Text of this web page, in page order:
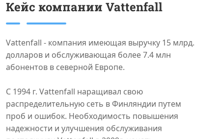
Кейс компании Vattenfall
Vattenfall - компания имеющая выручку 15 млрд.
долларов и обслуживающая более 7.4 млн
абонентов в северной Европе.
С 1994 г. Vattenfall наращивал свою
распределительную сеть в Финляндии путем
проб и ошибок. Необходимость повышения
надежности и улучшения обслуживания